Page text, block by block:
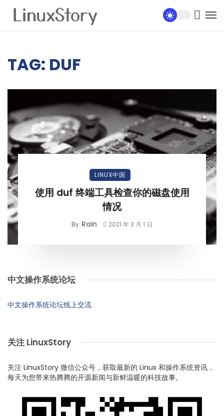
TAG: DUF
LINUX中国
使用 duf 终端工具检查你的磁盘使用
情况
By Rain 2021 年 3 月 1 日
中文操作系统论坛
中文操作系统论坛线上交流
关注 LinuxStory
关注 LinuxStory 微信公众号，获取最新的 Linux 和操作系统资讯，
每天为您带来热腾腾的开源新闻与新鲜温暖的科技故事。